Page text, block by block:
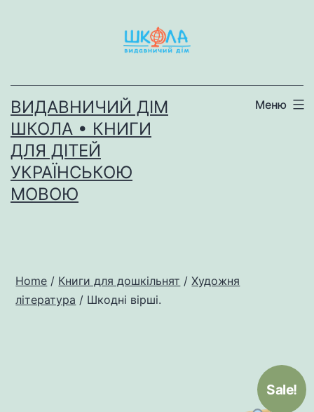
ВИДАВНИЧИЙ ДІМ
ШКОЛА • КНИГИ
ДЛЯ ДІТЕЙ
УКРАЇНСЬКОЮ
МОВОЮ
Меню
Home / Книги для дошкільнят /Художня
література / Шкодні вірші.
Sale!